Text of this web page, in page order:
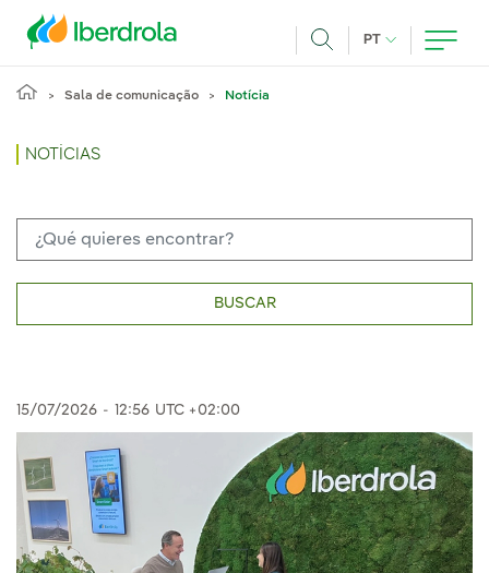
PT IDIOMA ATUAL,
Sala de comunicação Notícia
NOTÍCIAS
BUSCAR
15/07/2026 - 12:56 UTC +02:00